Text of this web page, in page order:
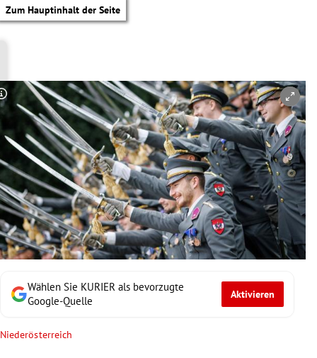
Zum Hauptinhalt der Seite
Untermenü
Untermenü
Wählen Sie KURIER als bevorzugte
Google-Quelle
Aktivieren
Niederösterreich
Copyright-Hinweis öffnen/schließen